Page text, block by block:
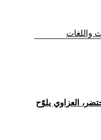
واللغات
العزاوي يلوّح